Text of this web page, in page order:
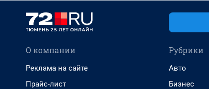
О компании
Реклама на сайте
Прайс-лист
Рубрики
Авто
Бизнес